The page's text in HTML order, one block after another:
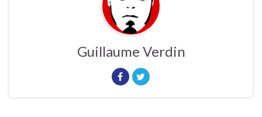
Guillaume Verdin